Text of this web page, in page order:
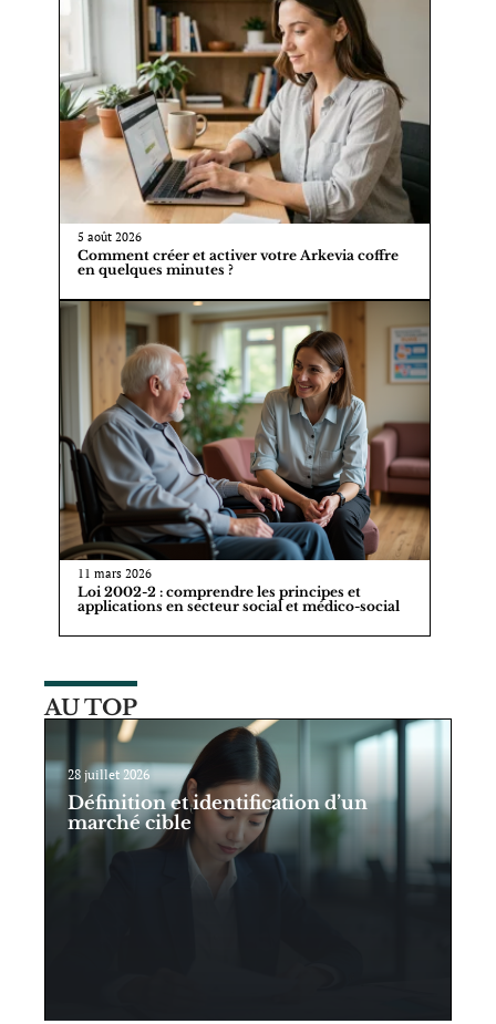
5 août 2026
Comment créer et activer votre Arkevia coffre
en quelques minutes ?
11 mars 2026
Loi 2002-2 : comprendre les principes et
applications en secteur social et médico-social
AU TOP
28 juillet 2026
Définition et identification d’un
marché cible